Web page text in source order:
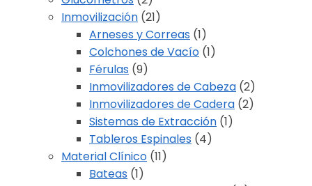
Inmovilización (21)
Arneses y Correas (1)
Colchones de Vacío (1)
Férulas (9)
Inmovilizadores de Cabeza (2)
Inmovilizadores de Cadera (2)
Sistemas de Extracción (1)
Tableros Espinales (4)
Material Clínico (11)
Bateas (1)